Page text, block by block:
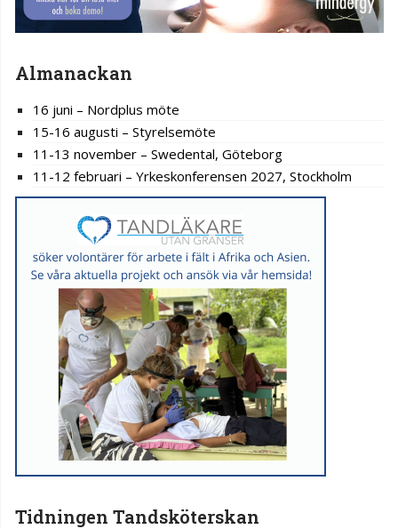
Almanackan
16 juni – Nordplus möte
15-16 augusti – Styrelsemöte
11-13 november – Swedental, Göteborg
11-12 februari – Yrkeskonferensen 2027, Stockholm
Tidningen Tandsköterskan